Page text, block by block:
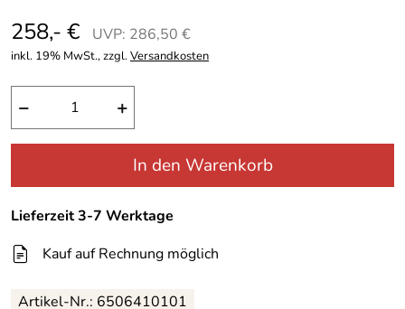
258,- €
UVP: 286,50 €
inkl. 19% MwSt., zzgl.Versandkosten
− +
In den Warenkorb
Lieferzeit 3-7 Werktage
Kauf auf Rechnung möglich
Artikel-Nr.: 6506410101